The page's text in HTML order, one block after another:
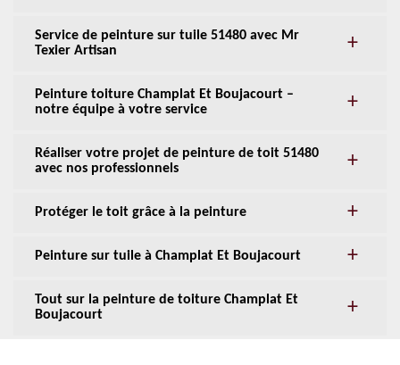
Service de peinture sur tuile 51480 avec Mr
Texier Artisan
Peinture toiture Champlat Et Boujacourt –
notre équipe à votre service
Réaliser votre projet de peinture de toit 51480
avec nos professionnels
Protéger le toit grâce à la peinture
Peinture sur tuile à Champlat Et Boujacourt
Tout sur la peinture de toiture Champlat Et
Boujacourt